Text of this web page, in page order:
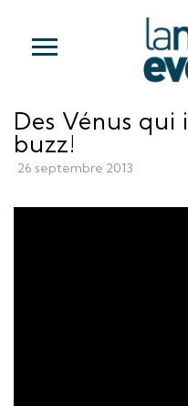
Des Vénus
buzz!
26 septembre 2013